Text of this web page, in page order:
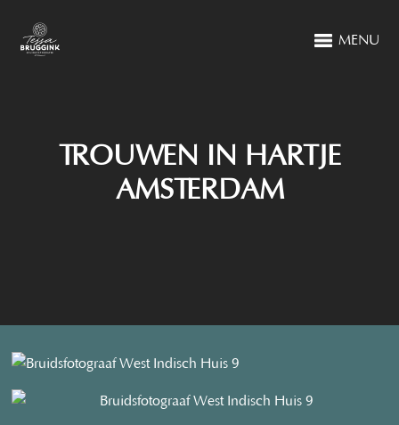
MENU
TROUWEN IN HARTJE
AMSTERDAM